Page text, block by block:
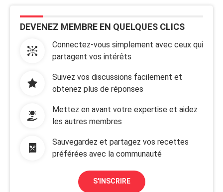
DEVENEZ MEMBRE EN QUELQUES CLICS
Connectez-vous simplement avec ceux qui
partagent vos intérêts
Suivez vos discussions facilement et
obtenez plus de réponses
Mettez en avant votre expertise et aidez
les autres membres
Sauvegardez et partagez vos recettes
préférées avec la communauté
S'INSCRIRE